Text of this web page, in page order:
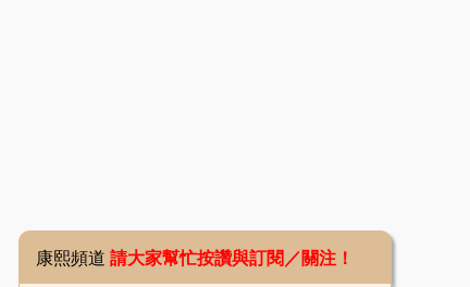
康熙頻道 請大家幫忙按讚與訂閱／關注！